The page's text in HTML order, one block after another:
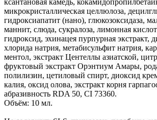
ксантановая камедь,
микрокристаллическая целлюлоза,
гидроксиапатит (нано), глюкозоксидаза,
маннит, слюда, сукралоза, лимонная
гидроксид, эхинацея пурпурная экстракт,
хлорида натрия, метабисульфит натрия,
ментол, экстракт Центеллы азиатской,
фруктовый экстракт Орэнтиум Амары,
полилизин, цетиловый спирт, диоксид
калия, оксид олова, экстракт корня
абразивность RDA 50, CI 73360.
Объём: 10 мл.